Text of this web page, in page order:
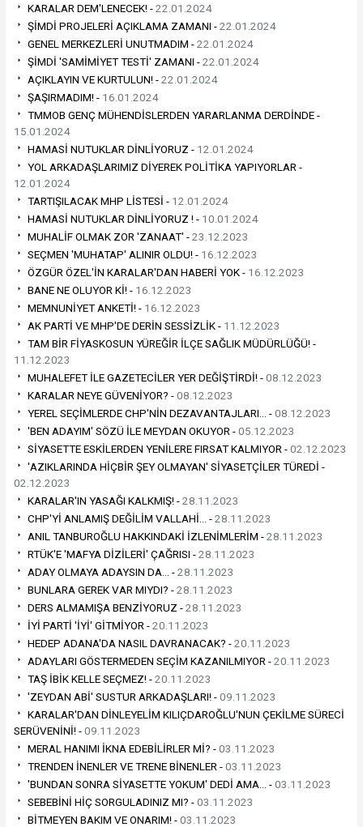
KARALAR DEM'LENECEK! -22.01.2024
ŞİMDİ PROJELERİ AÇIKLAMA ZAMANI -22.01.2024
GENEL MERKEZLERİ UNUTMADIM -22.01.2024
ŞİMDİ 'SAMİMİYET TESTİ' ZAMANI -22.01.2024
AÇIKLAYIN VE KURTULUN! -22.01.2024
ŞAŞIRMADIM! - 16.01.2024
TMMOB GENÇ MÜHENDİSLERDEN YARARLANMA DERDİNDE -
15.01.2024
HAMASİ NUTUKLAR DİNLİYORUZ - 12.01.2024
YOL ARKADAŞLARIMIZ DİYEREK POLİTİKA YAPIYORLAR -
12.01.2024
TARTIŞILACAK MHP LİSTESİ - 12.01.2024
HAMASİ NUTUKLAR DİNLİYORUZ ! - 10.01.2024
MUHALİF OLMAK ZOR 'ZANAAT' -23.12.2023
SEÇMEN 'MUHATAP' ALINIR OLDU! - 16.12.2023
ÖZGÜR ÖZEL'İN KARALAR'DAN HABERİ YOK - 16.12.2023
BANE NE OLUYOR Kİ! - 16.12.2023
MEMNUNİYET ANKETİ! - 16.12.2023
AK PARTİ VE MHP'DE DERİN SESSİZLİK - 11.12.2023
TAM BİR FİYASKOSUN YÜREĞİR İLÇE SAĞLIK MÜDÜRLÜĞÜ! -
11.12.2023
MUHALEFET İLE GAZETECİLER YER DEĞİŞTİRDİ! -08.12.2023
KARALAR NEYE GÜVENİYOR? -08.12.2023
YEREL SEÇİMLERDE CHP'NİN DEZAVANTAJLARI… -08.12.2023
'BEN ADAYIM' SÖZÜ İLE MEYDAN OKUYOR -05.12.2023
SİYASETTE ESKİLERDEN YENİLERE FIRSAT KALMIYOR -02.12.2023
'AZIKLARINDA HİÇBİR ŞEY OLMAYAN' SİYASETÇİLER TÜREDİ -
02.12.2023
KARALAR'IN YASAĞI KALKMIŞ! -28.11.2023
CHP'Yİ ANLAMIŞ DEĞİLİM VALLAHİ… -28.11.2023
ANIL TANBUROĞLU HAKKINDAKİ İZLENİMLERİM -28.11.2023
RTÜK'E 'MAFYA DİZİLERİ' ÇAĞRISI -28.11.2023
ADAY OLMAYA ADAYSIN DA… -28.11.2023
BUNLARA GEREK VAR MIYDI? -28.11.2023
DERS ALMAMIŞA BENZİYORUZ -28.11.2023
İYİ PARTİ 'İYİ' GİTMİYOR -20.11.2023
HEDEP ADANA'DA NASIL DAVRANACAK? -20.11.2023
ADAYLARI GÖSTERMEDEN SEÇİM KAZANILMIYOR -20.11.2023
TAŞ İBİK KELLE SEÇMEZ! -20.11.2023
'ZEYDAN ABİ' SUSTUR ARKADAŞLARI! -09.11.2023
KARALAR'DAN DİNLEYELİM KILIÇDAROĞLU'NUN ÇEKİLME SÜRECİ
SERÜVENİNİ! -09.11.2023
MERAL HANIMI İKNA EDEBİLİRLER Mİ? -03.11.2023
TRENDEN İNENLER VE TRENE BİNENLER -03.11.2023
'BUNDAN SONRA SİYASETTE YOKUM' DEDİ AMA… -03.11.2023
SEBEBİNİ HİÇ SORGULADINIZ MI? -03.11.2023
BİTMEYEN BAKIM VE ONARIM! -03.11.2023